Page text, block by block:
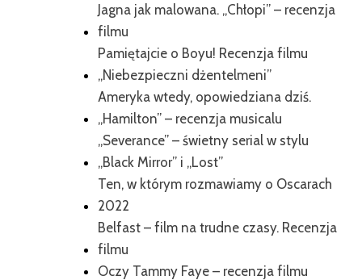
Jagna jak malowana. „Chłopi” – recenzja
filmu
Pamiętajcie o Boyu! Recenzja filmu
„Niebezpieczni dżentelmeni”
Ameryka wtedy, opowiedziana dziś.
„Hamilton” – recenzja musicalu
„Severance” – świetny serial w stylu
„Black Mirror” i „Lost”
Ten, w którym rozmawiamy o Oscarach
2022
Belfast – film na trudne czasy. Recenzja
filmu
Oczy Tammy Faye – recenzja filmu